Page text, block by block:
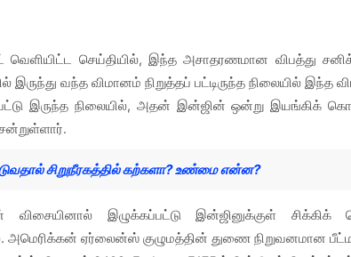
வெளியிட்ட செய்தியில், இந்த அசாதரணமான விபத்து
இருந்து வந்த விமானம் நிறுத்தப் பட்டிருந்த நிலையில் இந்த
இருந்த நிலையில், அதன் இன்ஜின் ஒன்று இயங்கிக்
சிறுநீரகத்தில் கற்களா? உண்மை என்ன?
இழுக்கப்பட்டு இன்ஜினுக்குள்
ஏர்லைன்ஸ் குழுமத்தின் துணை நிறுவனமான